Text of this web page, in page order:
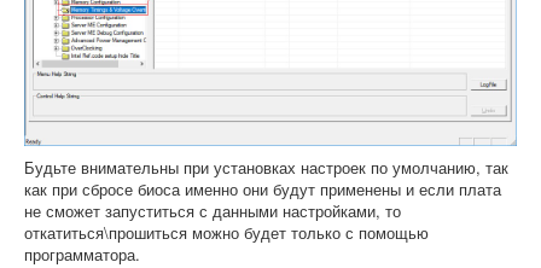
Будьте внимательны при установках настроек по умолчанию, так
как при сбросе биоса именно они будут применены и если плата
не сможет запуститься с данными настройками, то
откатиться\прошиться можно будет только с помощью
программатора.